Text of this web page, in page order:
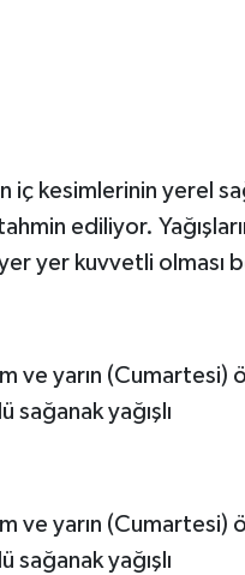
iç kesimlerinin yerel
ediliyor.
yer kuvvetli olması
ve yarın (Cumartesi)
yağışlı
ve yarın (Cumartesi)
yağışlı